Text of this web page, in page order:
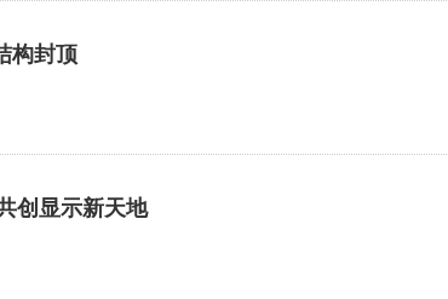
构封顶
创显示新天地